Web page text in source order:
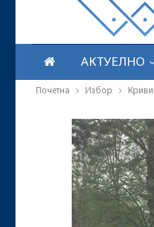
АКТУЕЛНО
Почетна Избор